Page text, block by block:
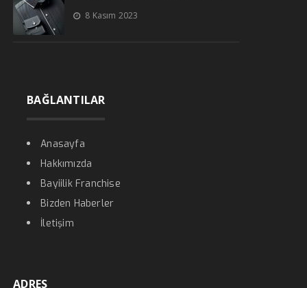
8 Kasım 2023
BAĞLANTILAR
Anasayfa
Hakkımızda
Bayiilik Franchise
Bizden Haberler
İletişim
ADRES